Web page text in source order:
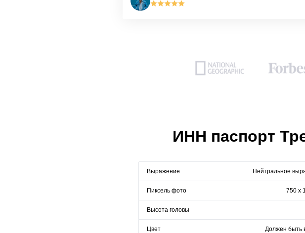
ИНН паспорт
Выражение Нейтральное
Пиксель фото 750 x
Высота головы
Цвет Должен быть